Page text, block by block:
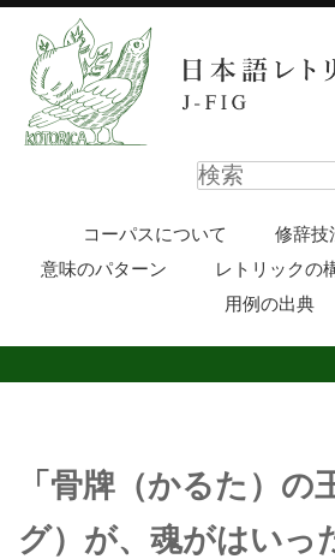
コーパスについて
修辞技
意味のパターン
レトリックの
用例の出典
「骨牌（かるた）の
グ）が、魂がはいっ